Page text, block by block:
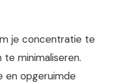
je concentratie te
minimaliseren.
en opgeruimde